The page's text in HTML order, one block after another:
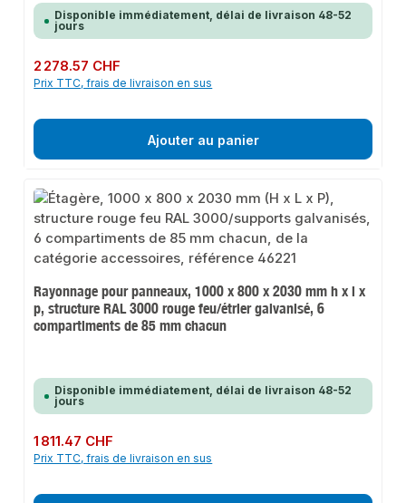
Disponible immédiatement, délai de livraison 48-52
jours
Prix régulier :
2 278.57 CHF
Prix TTC, frais de livraison en sus
Ajouter au panier
Rayonnage pour panneaux, 1000 x 800 x 2030 mm h x l x
p, structure RAL 3000 rouge feu/étrier galvanisé, 6
compartiments de 85 mm chacun
Disponible immédiatement, délai de livraison 48-52
jours
Prix régulier :
1 811.47 CHF
Prix TTC, frais de livraison en sus